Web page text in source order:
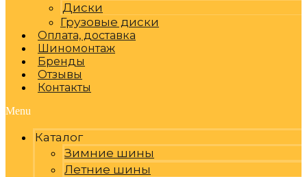
Диски
Грузовые диски
Оплата, доставка
Шиномонтаж
Бренды
Отзывы
Контакты
Menu
Каталог
Зимние шины
Летние шины